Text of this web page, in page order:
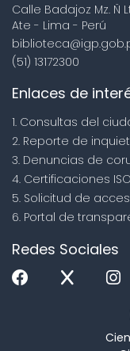
Calle Badajoz Mz. Ñ
Ate - Lima - Perú
(51) 13172300
Enlaces de
1. Consultas del
2. Reporte de
3. Denuncias de
4. Certificaciones
5. Solicitud de
6. Portal de
Redes Sociales